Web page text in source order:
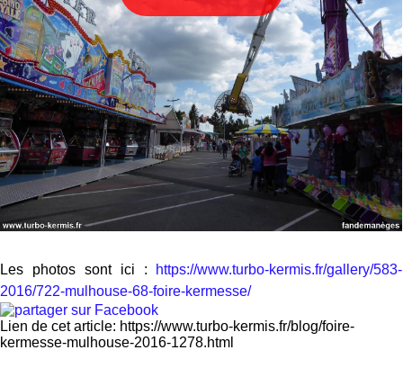
Les photos sont ici : https://www.turbo-kermis.fr/gallery/583-
2016/722-mulhouse-68-foire-kermesse/
Lien de cet article: https://www.turbo-kermis.fr/blog/foire-
kermesse-mulhouse-2016-1278.html